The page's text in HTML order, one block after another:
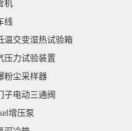
机
线
温交变湿热试验箱
压力试验装置
粉尘采样器
子电动三通阀
增压泵